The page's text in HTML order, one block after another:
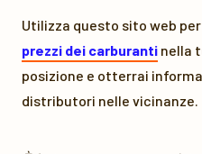
Utilizza questo sito web
prezzi dei carburanti nella
posizione e otterrai
distributori nelle vicinanze.